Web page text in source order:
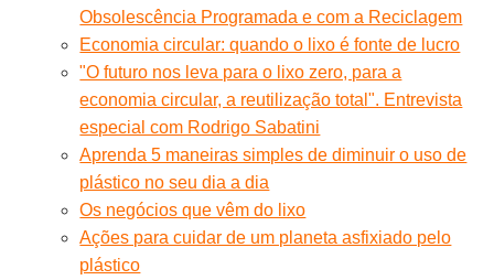
Obsolescência Programada e com a Reciclagem
Economia circular: quando o lixo é fonte de lucro
"O futuro nos leva para o lixo zero, para a
economia circular, a reutilização total". Entrevista
especial com Rodrigo Sabatini
Aprenda 5 maneiras simples de diminuir o uso de
plástico no seu dia a dia
Os negócios que vêm do lixo
Ações para cuidar de um planeta asfixiado pelo
plástico